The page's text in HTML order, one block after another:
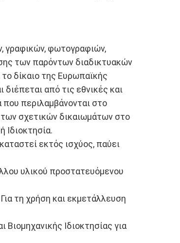
γραφικών, φωτογραφιών,
των παρόντων διαδικτυακών
δίκαιο της Ευρωπαϊκής
διέπεται από τις εθνικές και
που περιλαμβάνονται στο
σχετικών δικαιωμάτων στο
Ιδιοκτησία.
εκτός ισχύος, παύει
υλικού προστατευόμενου
τη χρήση και εκμετάλλευση
Ιδιοκτησίας για